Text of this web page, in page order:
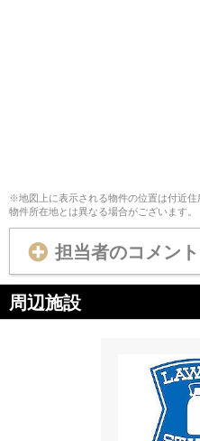
※地図上に表示される物件の位置は付近
物件所在地とは異なる場合がございます。
担当者のコメント
周辺施設